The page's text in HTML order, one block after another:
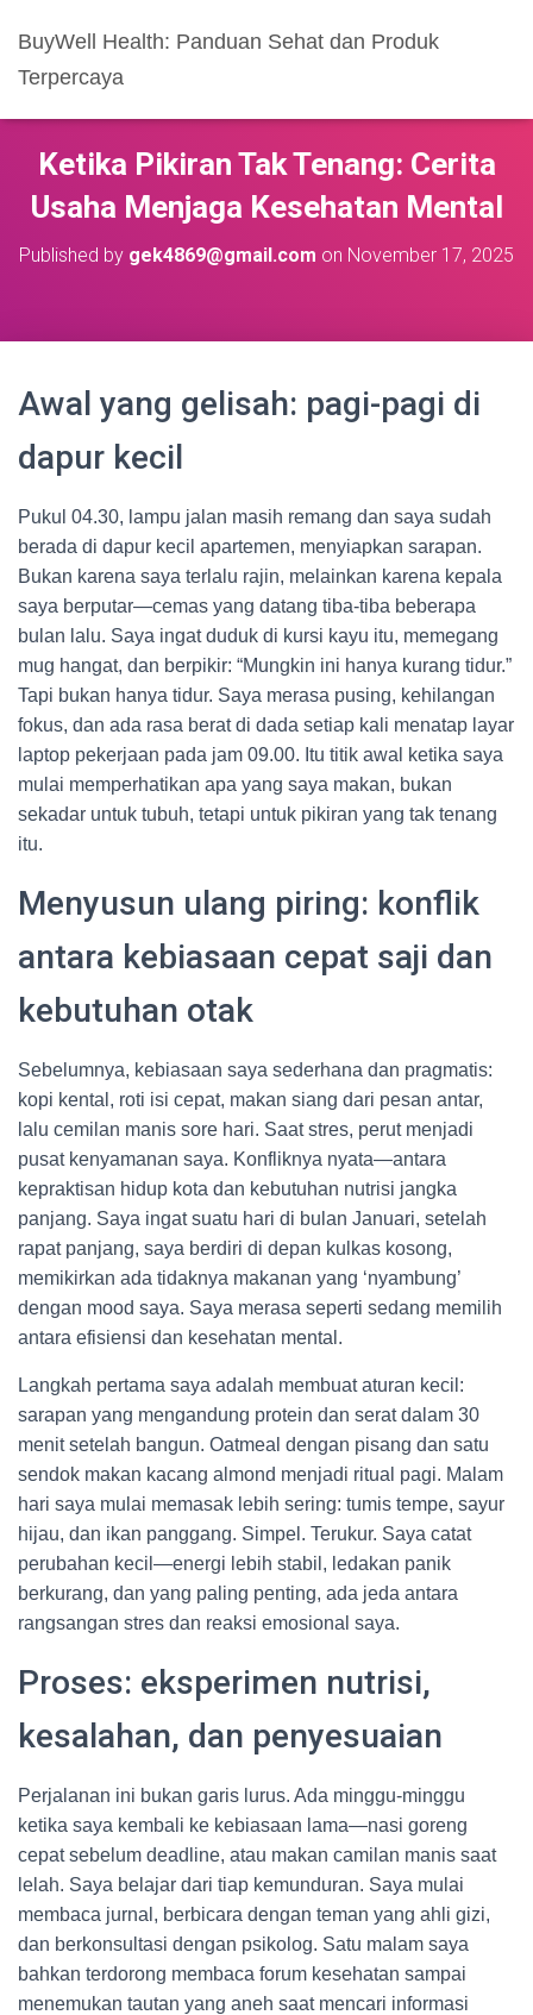
BuyWell Health: Panduan Sehat dan Produk
Terpercaya
Ketika Pikiran Tak Tenang: Cerita
Usaha Menjaga Kesehatan Mental
Published by gek4869@gmail.com on November 17, 2025
Awal yang gelisah: pagi-pagi di
dapur kecil
Pukul 04.30, lampu jalan masih remang dan saya sudah
berada di dapur kecil apartemen, menyiapkan sarapan.
Bukan karena saya terlalu rajin, melainkan karena kepala
saya berputar—cemas yang datang tiba-tiba beberapa
bulan lalu. Saya ingat duduk di kursi kayu itu, memegang
mug hangat, dan berpikir: “Mungkin ini hanya kurang tidur.”
Tapi bukan hanya tidur. Saya merasa pusing, kehilangan
fokus, dan ada rasa berat di dada setiap kali menatap layar
laptop pekerjaan pada jam 09.00. Itu titik awal ketika saya
mulai memperhatikan apa yang saya makan, bukan
sekadar untuk tubuh, tetapi untuk pikiran yang tak tenang
itu.
Menyusun ulang piring: konflik
antara kebiasaan cepat saji dan
kebutuhan otak
Sebelumnya, kebiasaan saya sederhana dan pragmatis:
kopi kental, roti isi cepat, makan siang dari pesan antar,
lalu cemilan manis sore hari. Saat stres, perut menjadi
pusat kenyamanan saya. Konfliknya nyata—antara
kepraktisan hidup kota dan kebutuhan nutrisi jangka
panjang. Saya ingat suatu hari di bulan Januari, setelah
rapat panjang, saya berdiri di depan kulkas kosong,
memikirkan ada tidaknya makanan yang ‘nyambung’
dengan mood saya. Saya merasa seperti sedang memilih
antara efisiensi dan kesehatan mental.
Langkah pertama saya adalah membuat aturan kecil:
sarapan yang mengandung protein dan serat dalam 30
menit setelah bangun. Oatmeal dengan pisang dan satu
sendok makan kacang almond menjadi ritual pagi. Malam
hari saya mulai memasak lebih sering: tumis tempe, sayur
hijau, dan ikan panggang. Simpel. Terukur. Saya catat
perubahan kecil—energi lebih stabil, ledakan panik
berkurang, dan yang paling penting, ada jeda antara
rangsangan stres dan reaksi emosional saya.
Proses: eksperimen nutrisi,
kesalahan, dan penyesuaian
Perjalanan ini bukan garis lurus. Ada minggu-minggu
ketika saya kembali ke kebiasaan lama—nasi goreng
cepat sebelum deadline, atau makan camilan manis saat
lelah. Saya belajar dari tiap kemunduran. Saya mulai
membaca jurnal, berbicara dengan teman yang ahli gizi,
dan berkonsultasi dengan psikolog. Satu malam saya
bahkan terdorong membaca forum kesehatan sampai
menemukan tautan yang aneh saat mencari informasi